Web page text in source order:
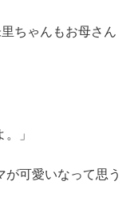
ちゃんもお母さん
」
可愛いなって思う